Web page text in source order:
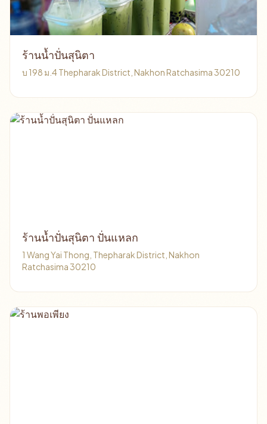
ร้านน้ำปั่นสุนิตา
บ 198 ม.4 Thepharak District, Nakhon Ratchasima 30210
ร้านน้ำปั่นสุนิตา ปั่นแหลก
1 Wang Yai Thong, Thepharak District, Nakhon
Ratchasima 30210